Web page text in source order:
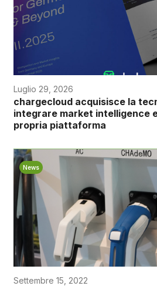
Luglio 29, 2026
chargecloud acquisisce la
integrare market intelligence
propria piattaforma
News
Settembre 15, 2022